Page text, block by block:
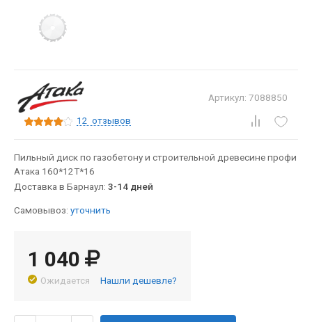
Артикул: 7088850
12 отзывов
Пильный диск по газобетону и строительной древесине профи
Атака 160*12T*16
Доставка в Барнаул: 3-14 дней
Самовывоз: уточнить
1 040
Ожидается Нашли дешевле?